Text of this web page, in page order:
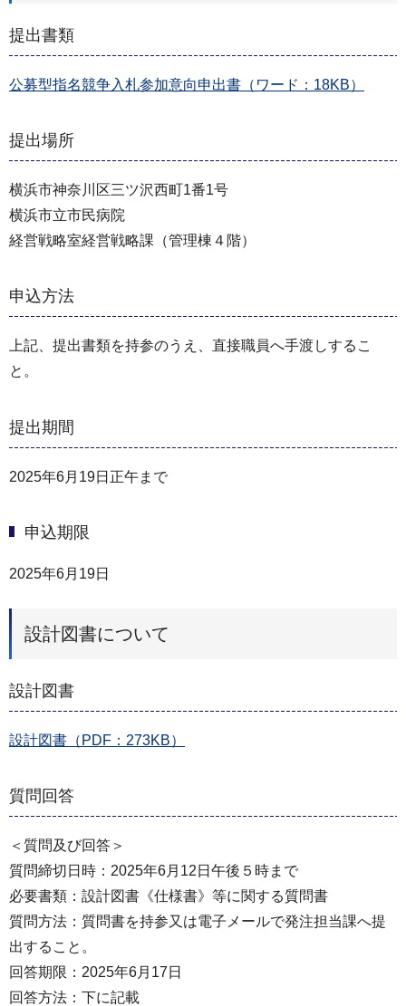
提出書類
公募型指名競争入札参加意向申出書（ワード：18KB）
提出場所
横浜市神奈川区三ツ沢西町1番1号
横浜市立市民病院
経営戦略室経営戦略課（管理棟４階）
申込方法
上記、提出書類を持参のうえ、直接職員へ手渡しするこ
と。
提出期間
2025年6月19日正午まで
申込期限
2025年6月19日
設計図書について
設計図書
設計図書（PDF：273KB）
質問回答
＜質問及び回答＞
質問締切日時：2025年6月12日午後５時まで
必要書類：設計図書《仕様書》等に関する質問書
質問方法：質問書を持参又は電子メールで発注担当課へ提
出すること。
回答期限：2025年6月17日
回答方法：下に記載